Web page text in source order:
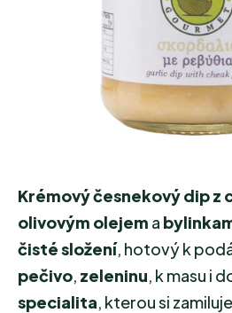
Krémový česnekový dip z
olivovým olejem a
čisté složení, hotový k
pečivo zeleninu , k masu i
specialita , kterou si